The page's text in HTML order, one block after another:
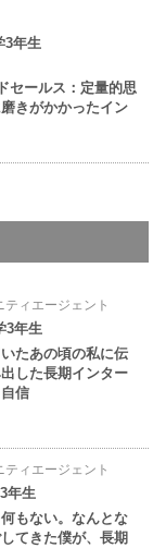
3年生
セールス：定量的思
きがかかったイン
ィエージェント
3年生
たあの頃の私に伝
した長期インター
信
ィエージェント
年生
もない。なんとな
てきた僕が、長期